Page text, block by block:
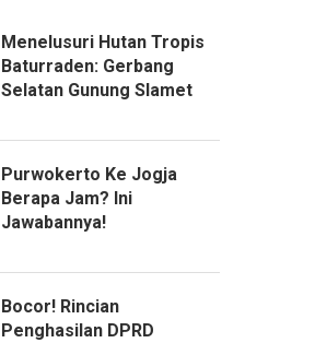
Menelusuri Hutan Tropis
Baturraden: Gerbang
Selatan Gunung Slamet
Purwokerto Ke Jogja
Berapa Jam? Ini
Jawabannya!
Bocor! Rincian
Penghasilan DPRD